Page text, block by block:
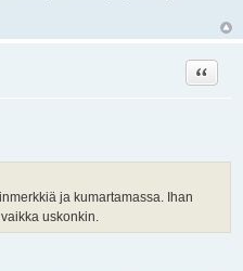
Lainaa
ja kumartamassa. Ihan
uskonkin.